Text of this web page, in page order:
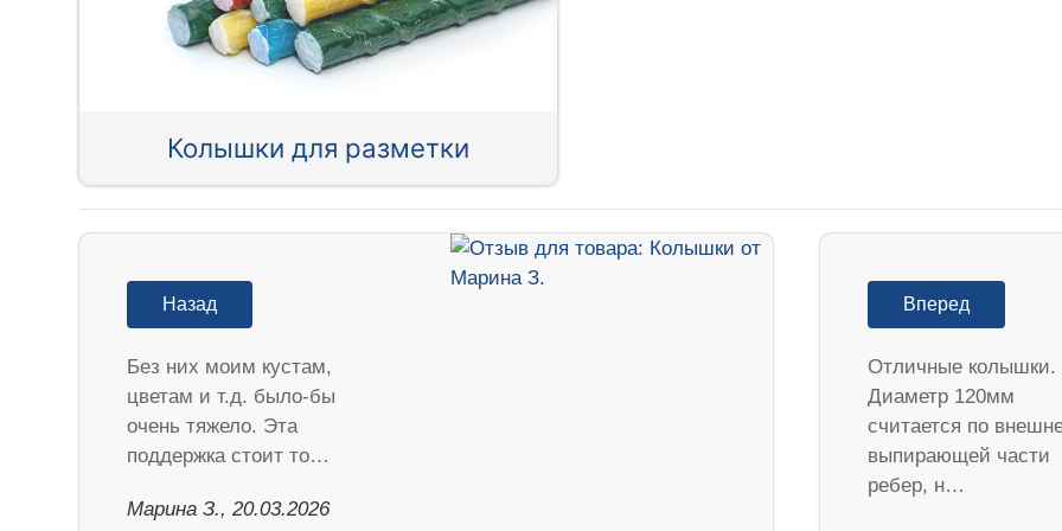
Колышки для разметки
Назад
Без них моим кустам,
цветам и т.д. было-бы
очень тяжело. Эта
поддержка стоит то…
Марина З., 20.03.2026
Вперед
Отличные колышки.
Диаметр 120мм
считается по
выпирающей части
ребер, н…